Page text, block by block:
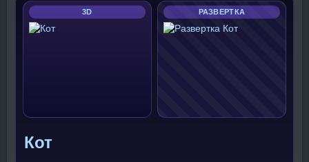
3D РАЗВЕРТКА
Кот